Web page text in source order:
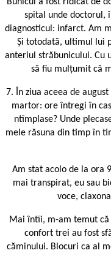
Bunicul a fost ridicat de
spital unde doctorul,
diagnosticul: infarct. Am
Și totodată, ultimul lui
anteriul străbunicului. Cu
să fiu mulțumit că
7. În ziua aceea de
martor: ore întregi în
ntîmplase? Unde
mele răsuna din timp în
Am stat acolo de la ora
mai transpirat, eu sau
voce,
Mai întîi, m-am temut
confort trei au fost
căminului. Blocuri ca al